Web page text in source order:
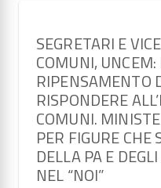
SEGRETARI E
COMUNI, UNCEM:
RIPENSAMENTO
RISPONDERE
COMUNI.
PER FIGURE CHE
DELLA PA E
NEL “NOI”